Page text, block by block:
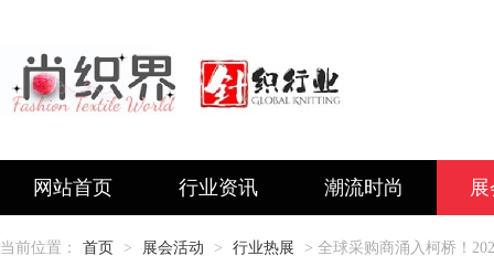
网站首页 行业资讯 潮流时尚
当前位置： 首页 > 展会活动 > 行业热展 > 全球采购商涌入柯桥！